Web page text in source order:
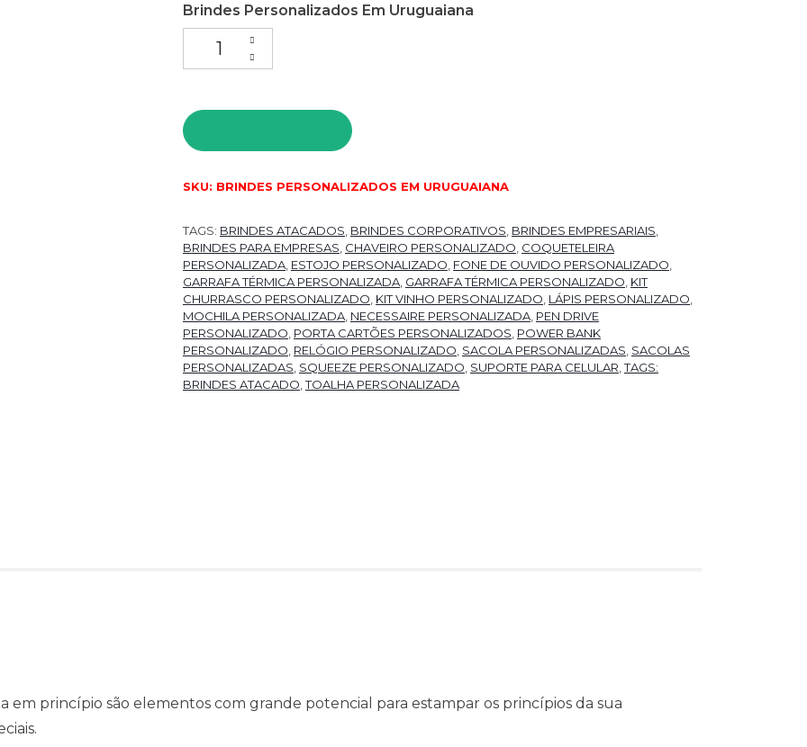
Brindes Personalizados Em Uruguaiana
Brindes Personalizados Em Uruguaiana quantidade
SKU: BRINDES PERSONALIZADOS EM URUGUAIANA
TAGS: BRINDES ATACADOS BRINDES CORPORATIVOS BRINDES EMPRESARIAIS
BRINDES PARA EMPRESAS CHAVEIRO PERSONALIZADO COQUETELEIRA
PERSONALIZADA ESTOJO PERSONALIZADO FONE DE OUVIDO PERSONALIZADO
GARRAFA TÉRMICA PERSONALIZADA GARRAFA TÉRMICA PERSONALIZADO KIT
CHURRASCO PERSONALIZADO KIT VINHO PERSONALIZADO LÁPIS PERSONALIZADO
MOCHILA PERSONALIZADA NECESSAIRE PERSONALIZADA PEN DRIVE
PERSONALIZADO PORTA CARTÕES PERSONALIZADOS POWER BANK
PERSONALIZADO RELÓGIO PERSONALIZADO SACOLA PERSONALIZADAS SACOLAS
PERSONALIZADAS SQUEEZE PERSONALIZADO SUPORTE PARA CELULAR ,TAGS:
BRINDES ATACADO ,TOALHA PERSONALIZADA
em princípio são elementos com grande potencial para estampar os princípios da sua